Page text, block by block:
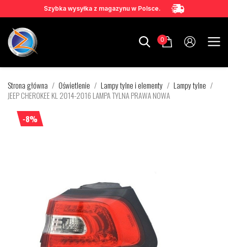
Szybka wysyłka z magazynu w Polsce.
0
Strona główna Oświetlenie Lampy tylne i elementy
Lampy tylne
JEEP CHEROKEE KL 2014-2016 LAMPA TYLNA PRAWA NOWA
-8%